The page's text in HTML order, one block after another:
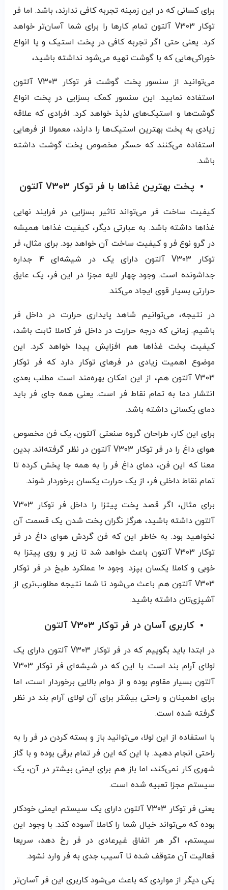
برای کسانی که در این زمینه تجربه کافی ندارند، باشد. اما فر
توکار V۳۰۳ آلتون تمام کارها را برای شما آسان‌تر خواهد
کرد. یعنی حتی اگر تجربه کافی در پخت استیک و یا انواع
خوراکی‌هایی که با گوشت تهیه می‌شود نداشته باشید،
می‌توانید از سنسور پخت گوشت فر توکار V۳۰۳ آلتون
استفاده نمایید. این سنسور کمک بسزایی در پخت انواع
گوشت‌ها و استیک‌های لذیذ خواهد کرد. افرادی که علاقه
زیادی به پخت بهترین استیک‌ها را دارند، معمولا از فرهایی
استفاده می‌کنند که حسگر مخصوص پخت گوشت داشته
باشد.
پخت بهترین غذاها با فر توکار V۳۰۳ آلتون
کیفیت ساخت فر می‌تواند تاثیر بسزایی در فرایند نهایی
غذاها داشته باشد. به عبارتی دیگر، کیفیت غذاها همیشه
در گرو نوع فر و کیفیت ساخت آن خواهد بود. برای مثال، فر
توکار V۳۰۳ آلتون دارای یک در شیشه‌ای ۴ جداره
جداشونده است. وجود چهار لایه مجزا در این فر، یک عایق
حرارتی بسیار قوی ایجاد می‌کند.
در نتیجه، می‌توانیم شاهد پایداری حرارت در داخل فر
باشیم. زمانی که درجه حرارت در داخل فر کاملا ثابت باشد،
کیفیت پخت غذاها هم افزایش پیدا خواهد کرد. این
موضوع اهمیت زیادی در فرهای توکار دارد که فر توکار
V۳۰۳ آلتون هم، از این امکان بهره‌مند است. مطلب بعدی
انتشار دما به تمام نقاط فر است. یعنی همه جای فر باید
دمای یکسانی داشته باشد.
برای این کار، طراحان گروه صنعتی آلتون، یک فن مخصوص
هوای داغ را در فر توکار V۳۰۳ آلتون در نظر گرفته‌اند. بدین
معنا که این فن، دمای داغ فر را به همه جا پخش کرده تا
تمام نقاط داخلی فر، از یک حرارت یکسان برخوردار شوند.
برای مثال، اگر قصد پخت پیتزا را داخل فر توکار V۳۰۳
آلتون داشته باشید، هرگز نگران پخت شدن یک قسمت آن
نخواهید بود. به خاطر این که فن گردش هوای داغ در فر
توکار V۳۰۳ آلتون باعث خواهد شد تا زیر و روی پیتزا به
خوبی و کاملا یکسان بپزد. وجود ۱۰ عملکرد طبخ در فر توکار
V۳۰۳ آلتون هم باعث می‌شود تا شما نتیجه مطلوب‌تری از
آشپزی‌تان داشته باشید.
کاربری آسان در فر توکار V۳۰۳ آلتون
در ابتدا باید بگوییم که در فر توکار V۳۰۳ آلتون دارای یک
لولای آرام بند است. با این که در شیشه‌ای فر توکار V۳۰۳
آلتون بسیار مقاوم بوده و از دوام بالایی برخوردار است، اما
برای اطمینان و راحتی بیشتر برای آن لولای آرام‌ بند در نظر
گرفته شده است.
با استفاده از این لولا، می‌توانید باز و بسته کردن در فر را به
راحتی انجام دهید. با این که این فر تمام برقی بوده و با گاز
شهری کار نمی‌کند، اما باز هم برای ایمنی بیشتر در آن، یک
سیستم مجزا تعبیه شده است.
یعنی فر توکار V۳۰۳ آلتون دارای یک سیستم ایمنی خودکار
بوده که می‌تواند خیال شما را کاملا آسوده کند. با وجود این
سیستم، اگر هر اتفاق غیرعادی در فر رخ دهد، سریعا
فعالیت آن متوقف شده تا آسیب جدی به فر وارد نشود.
یکی دیگر از مواردی که باعث می‌شود کاربری این فر آسان‌تر